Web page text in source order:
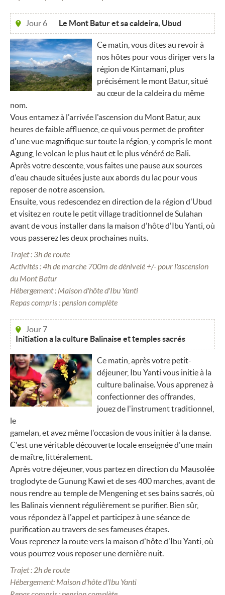
Jour 6 Le Mont Batur et sa caldeira, Ubud
Ce matin, vous dites au revoir à
nos hôtes pour vous diriger vers la
région de Kintamani, plus
précisément le mont Batur, situé
au cœur de la caldeira du même
nom.
Vous entamez à l'arrivée l'ascension du Mont Batur, aux
heures de faible affluence, ce qui vous permet de profiter
d'une vue magnifique sur toute la région, y compris le mont
Agung, le volcan le plus haut et le plus vénéré de Bali.
Après votre descente, vous faites une pause aux sources
d'eau chaude situées juste aux abords du lac pour vous
reposer de notre ascension.
Ensuite, vous redescendez en direction de la région d'Ubud
et visitez en route le petit village traditionnel de Sulahan
avant de vous installer dans la maison d'hôte d'Ibu Yanti, où
vous passerez les deux prochaines nuits.
Trajet : 3h de route
Activités : 4h de marche 700m de dénivelé +/- pour l'ascension
du Mont Batur
Hébergement : Maison d'hôte d'Ibu Yanti
Repas compris : pension complète
Jour 7
Initiation a la culture Balinaise et temples sacrés
Ce matin, après votre petit-
déjeuner, Ibu Yanti vous initie à la
culture balinaise. Vous apprenez à
confectionner des offrandes,
jouez de l'instrument traditionnel,
le
gamelan, et avez même l'occasion de vous initier à la danse.
C'est une véritable découverte locale enseignée d'une main
de maître, littéralement.
Après votre déjeuner, vous partez en direction du Mausolée
troglodyte de Gunung Kawi et de ses 400 marches, avant de
nous rendre au temple de Mengening et ses bains sacrés, où
les Balinais viennent régulièrement se purifier. Bien sûr,
vous répondez à l'appel et participez à une séance de
purification au travers de ses fameuses étapes.
Vous reprenez la route vers la maison d'hôte d'Ibu Yanti, où
vous pourrez vous reposer une dernière nuit.
Trajet : 2h de route
Hébergement: Maison d'hôte d'Ibu Yanti